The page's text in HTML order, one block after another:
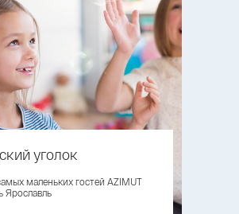
уголок
маленьких гостей AZIMUT
Ярославль